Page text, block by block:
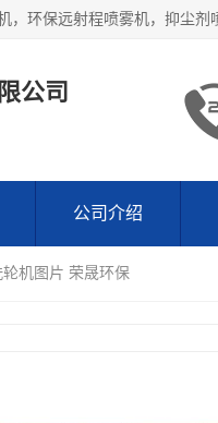
公司
公司介绍
机图片 荣晟环保